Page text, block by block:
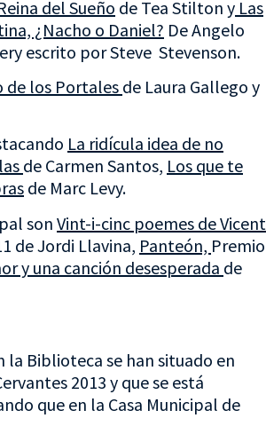
del Sueño de Tea Stilton y Las
¿Nacho o Daniel? De Angelo
escrito por Steve Stevenson.
de los Portalesde Laura Gallego y
La ridícula idea de no
de Carmen Santos, Los que te
de Marc Levy.
son Vint-i-cinc poemes de Vicent
de Jordi Llavina, Panteón, Premio
y una canción desesperada de
la Biblioteca se han situado en
2013 y que se está
que en la Casa Municipal de